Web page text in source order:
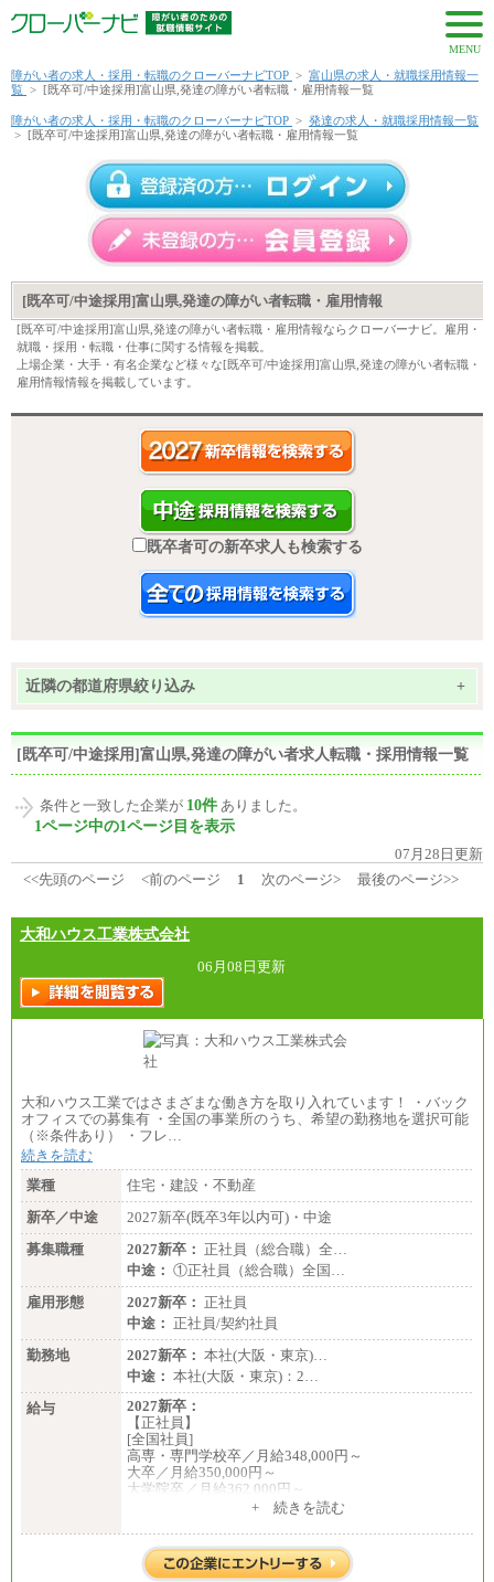
MENU
障がい者の求人・採用・転職のクローバーナビTOP > 富山県の求人・就職採用情報一
覧 > [既卒可/中途採用]富山県,発達の障がい者転職・雇用情報一覧
障がい者の求人・採用・転職のクローバーナビTOP > 発達の求人・就職採用情報一覧
> [既卒可/中途採用]富山県,発達の障がい者転職・雇用情報一覧
[既卒可/中途採用]富山県,発達の障がい者転職・雇用情報
[既卒可/中途採用]富山県,発達の障がい者転職・雇用情報ならクローバーナビ。雇用・
就職・採用・転職・仕事に関する情報を掲載。
上場企業・大手・有名企業など様々な[既卒可/中途採用]富山県,発達の障がい者転職・
雇用情報情報を掲載しています。
既卒者可の新卒求人も検索する
近隣の都道府県絞り込み +
[既卒可/中途採用]富山県,発達の障がい者求人転職・採用情報一覧
条件と一致した企業が 10件 ありました。
1ページ中の1ページ目を表示
07月28日更新
<<先頭のページ
<前のページ 1 次のページ> 最後のページ>>
大和ハウス工業株式会社
06月08日更新
大和ハウス工業ではさまざまな働き方を取り入れています！ ・バック
オフィスでの募集有 ・全国の事業所のうち、希望の勤務地を選択可能
（※条件あり） ・フレ…
続きを読む
業種
住宅・建設・不動産
新卒／中途
2027新卒(既卒3年以内可)・中途
募集職種
2027新卒： 正社員（総合職）全…
中途： ①正社員（総合職）全国…
雇用形態
2027新卒： 正社員
中途： 正社員/契約社員
勤務地
2027新卒： 本社(大阪・東京)…
中途： 本社(大阪・東京)：2…
給与
2027新卒：
【正社員】
[全国社員]
高専・専門学校卒／月給348,000円～
大卒／月給350,000円～
大学院卒／月給362,000円～
[地域社員]月給295,000円～
【正社員】
[全国社員]月給348,000円～
[地域社員]月給295,000円～
+ 続きを読む